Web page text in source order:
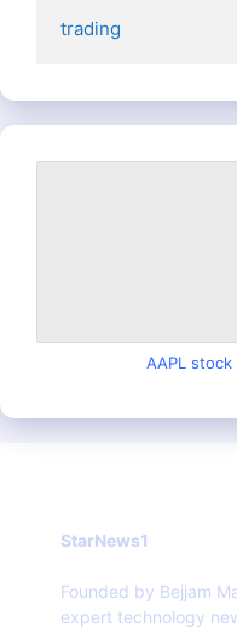
trading
AAPL stock
StarNews1
Founded by Bejjam
expert technology